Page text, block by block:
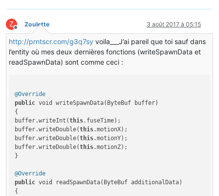
Z
Hors-ligne
Zoulette 3 août 2017 à 05:15
http://prntscr.com/g3q7sy voila___J’ai pareil que toi sauf dans
l’entity où mes deux dernières fonctions (writeSpawnData et
readSpawnData) sont comme ceci :
@Override
public void writeSpawnData(ByteBuf buffer)
{
buffer.writeInt(this.fuseTime);
buffer.writeDouble(this.motionX);
buffer.writeDouble(this.motionY);
buffer.writeDouble(this.motionZ);
}
@Override
public void readSpawnData(ByteBuf additionalData)